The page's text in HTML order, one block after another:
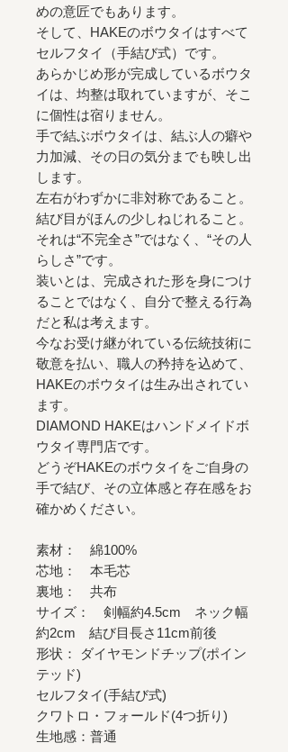
めの意匠でもあります。
そして、HAKEのボウタイはすべて
セルフタイ（手結び式）です。
あらかじめ形が完成しているボウタ
イは、均整は取れていますが、そこ
に個性は宿りません。
手で結ぶボウタイは、結ぶ人の癖や
力加減、その日の気分までも映し出
します。
左右がわずかに非対称であること。
結び目がほんの少しねじれること。
それは“不完全さ”ではなく、“その人
らしさ”です。
装いとは、完成された形を身につけ
ることではなく、自分で整える行為
だと私は考えます。
今なお受け継がれている伝統技術に
敬意を払い、職人の矜持を込めて、
HAKEのボウタイは生み出されてい
ます。
DIAMOND HAKEはハンドメイドボ
ウタイ専門店です。
どうぞHAKEのボウタイをご自身の
手で結び、その立体感と存在感をお
確かめください。
素材： 綿100%
芯地： 本毛芯
裏地： 共布
サイズ： 剣幅約4.5cm ネック幅
約2cm 結び目長さ11cm前後
形状： ダイヤモンドチップ(ポイン
テッド)
セルフタイ(手結び式)
クワトロ・フォールド(4つ折り)
生地感：普通